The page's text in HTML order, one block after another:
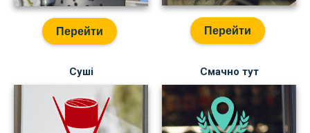
Перейти Перейти
Суші Смачно тут